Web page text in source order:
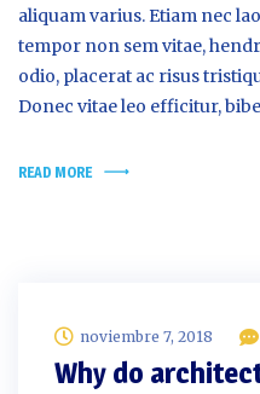
aliquam varius. Etiam nec
tempor non sem vitae,
odio, placerat ac risus
Donec vitae leo efficitur,
READ MORE
noviembre 7, 2018
Why do